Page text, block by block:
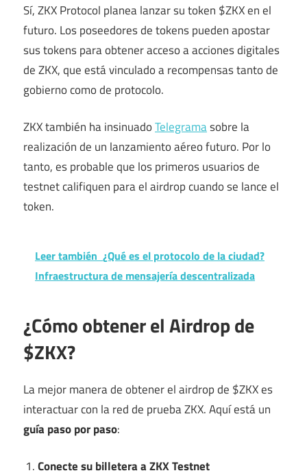
Sí, ZKX Protocol planea lanzar su token $ZKX en el
futuro. Los poseedores de tokens pueden apostar
sus tokens para obtener acceso a acciones digitales
de ZKX, que está vinculado a recompensas tanto de
gobierno como de protocolo.
ZKX también ha insinuadoTelegramasobre la
realización de un lanzamiento aéreo futuro. Por lo
tanto, es probable que los primeros usuarios de
testnet califiquen para el airdrop cuando se lance el
token.
Leer también ¿Qué es el protocolo de la ciudad?
Infraestructura de mensajería descentralizada
¿Cómo obtener el Airdrop de
$ZKX?
La mejor manera de obtener el airdrop de $ZKX es
interactuar con la red de prueba ZKX. Aquí está un
guía paso por paso:
Conecte su billetera a ZKX Testnet